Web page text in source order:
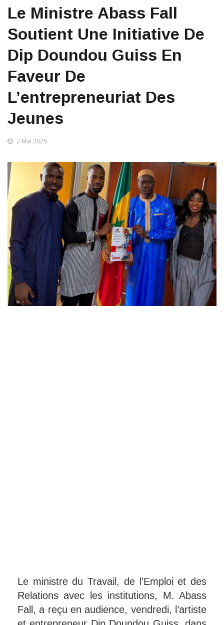
Le Ministre Abass Fall
Soutient Une Initiative De
Dip Doundou Guiss En
Faveur De
L’entrepreneuriat Des
Jeunes
2 Mai 2025
Le ministre du Travail, de l’Emploi et des
Relations avec les institutions, M. Abass
Fall, a reçu en audience, vendredi, l’artiste